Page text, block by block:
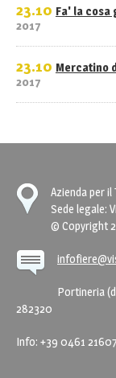
23.10
2017
Fa' la cosa
23.10
2017
Mercatino
Azienda per
Sede legale:
© Copyright
Portineria
282320
Info: +39 0461